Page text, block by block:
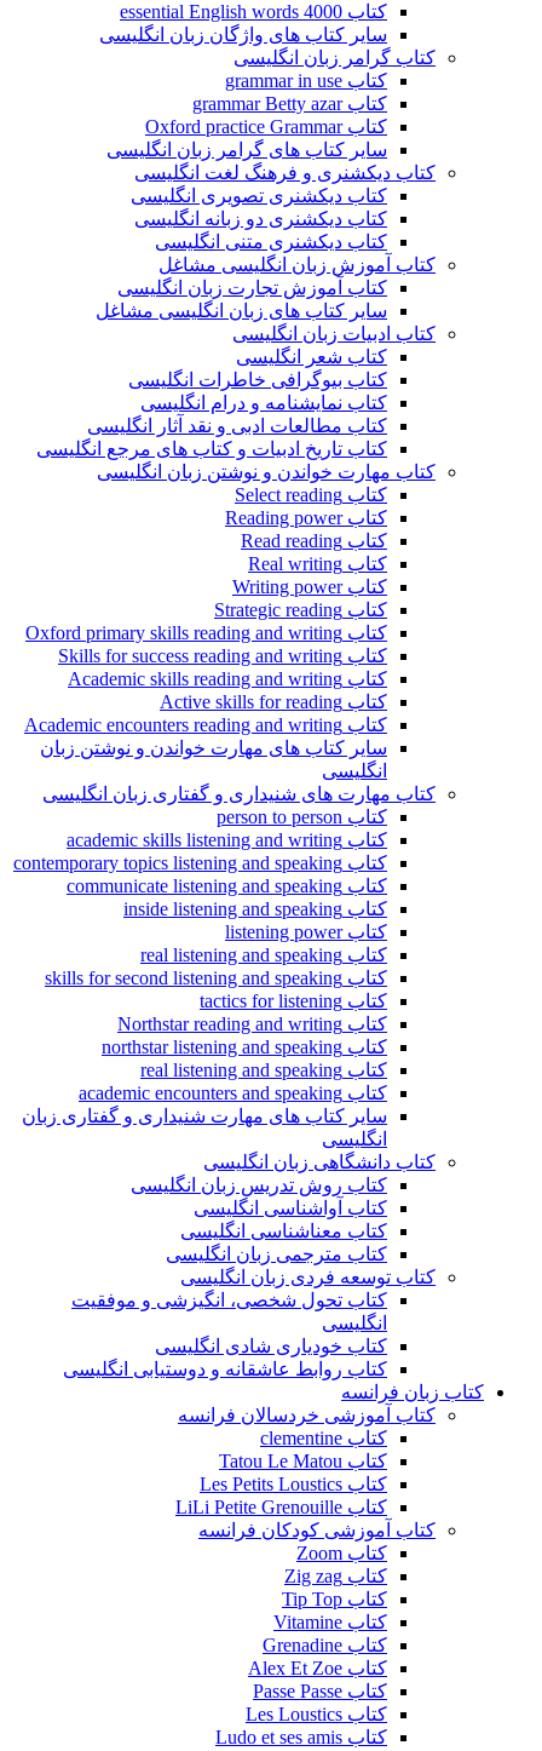
کتاب essential English words 4000
سایر کتاب های واژگان زبان انگلیسی
کتاب گرامر زبان انگلیسی
کتاب grammar in use
کتاب grammar Betty azar
کتاب Oxford practice Grammar
سایر کتاب های گرامر زبان انگلیسی
کتاب دیکشنری و فرهنگ لغت انگلیسی
کتاب دیکشنری تصویری انگلیسی
کتاب دیکشنری دو زبانه انگلیسی
کتاب دیکشنری متنی انگلیسی
کتاب آموزش زبان انگلیسی مشاغل
کتاب آموزش تجارت زبان انگلیسی
سایر کتاب های زبان انگلیسی مشاغل
کتاب ادبیات زبان انگلیسی
کتاب شعر انگلیسی
کتاب بیوگرافی خاطرات انگلیسی
کتاب نمایشنامه و درام انگلیسی
کتاب مطالعات ادبی و نقد آثار انگلیسی
کتاب تاریخ ادبیات و کتاب های مرجع انگلیسی
کتاب مهارت خواندن و نوشتن زبان انگلیسی
کتاب Select reading
کتاب Reading power
کتاب Read reading
کتاب Real writing
کتاب Writing power
کتاب Strategic reading
کتاب Oxford primary skills reading and writing
کتاب Skills for success reading and writing
کتاب Academic skills reading and writing
کتاب Active skills for reading
کتاب Academic encounters reading and writing
سایر کتاب های مهارت خواندن و نوشتن زبان
انگلیسی
کتاب مهارت های شنیداری و گفتاری زبان انگلیسی
کتاب person to person
کتاب academic skills listening and writing
کتاب contemporary topics listening and speaking
کتاب communicate listening and speaking
کتاب inside listening and speaking
کتاب listening power
کتاب real listening and speaking
کتاب skills for second listening and speaking
کتاب tactics for listening
کتاب Northstar reading and writing
کتاب northstar listening and speaking
کتاب real listening and speaking
کتاب academic encounters and speaking
سایر کتاب های مهارت شنیداری و گفتاری زبان
انگلیسی
کتاب دانشگاهی زبان انگلیسی
کتاب روش تدریس زبان انگلیسی
کتاب آواشناسی انگلیسی
کتاب معناشناسی انگلیسی
کتاب مترجمی زبان انگلیسی
کتاب توسعه فردی زبان انگلیسی
کتاب تحول شخصی، انگیزشی و موفقیت
انگلیسی
کتاب خودیاری شادی انگلیسی
کتاب روابط عاشقانه و دوستیابی انگلیسی
کتاب زبان فرانسه
کتاب آموزشی خردسالان فرانسه
کتاب clementine
کتاب Tatou Le Matou
کتاب Les Petits Loustics
کتاب LiLi Petite Grenouille
کتاب آموزشی کودکان فرانسه
کتاب Zoom
کتاب Zig zag
کتاب Tip Top
کتاب Vitamine
کتاب Grenadine
کتاب Alex Et Zoe
کتاب Passe Passe
کتاب Les Loustics
کتاب Ludo et ses amis